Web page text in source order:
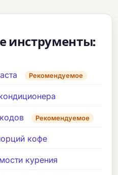
инструменты:
Рекомендуемое
Рекомендуемое
кофе
курения